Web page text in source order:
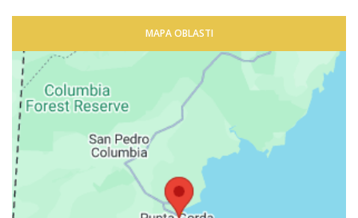
MAPA OBLASTI